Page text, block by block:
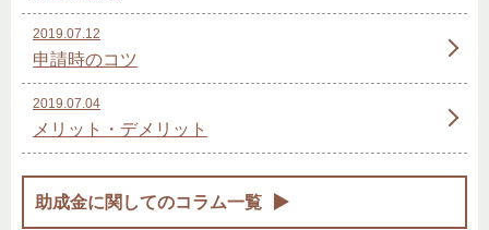
2019.07.12
申請時のコツ
2019.07.04
メリット・デメリット
助成金に関してのコラム一覧